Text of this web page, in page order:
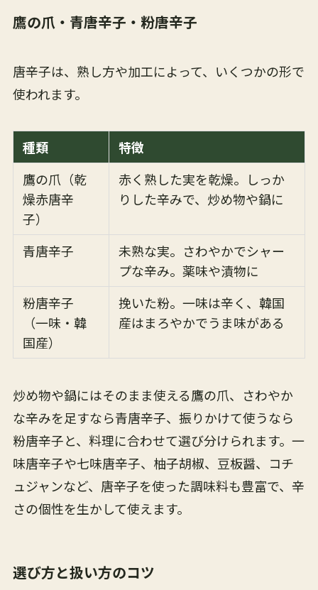
鷹の爪・青唐辛子・粉唐辛子
唐辛子は、熟し方や加工によって、いくつかの形で
使われます。
種類
特徴
鷹の爪（乾
燥赤唐辛
子）
赤く熟した実を乾燥。しっか
りした辛みで、炒め物や鍋に
青唐辛子
未熟な実。さわやかでシャー
プな辛み。薬味や漬物に
粉唐辛子
（一味・韓
国産）
挽いた粉。一味は辛く、韓国
産はまろやかでうま味がある
炒め物や鍋にはそのまま使える鷹の爪、さわやか
な辛みを足すなら青唐辛子、振りかけて使うなら
粉唐辛子と、料理に合わせて選び分けられます。一
味唐辛子や七味唐辛子、柚子胡椒、豆板醤、コチ
ュジャンなど、唐辛子を使った調味料も豊富で、辛
さの個性を生かして使えます。
選び方と扱い方のコツ